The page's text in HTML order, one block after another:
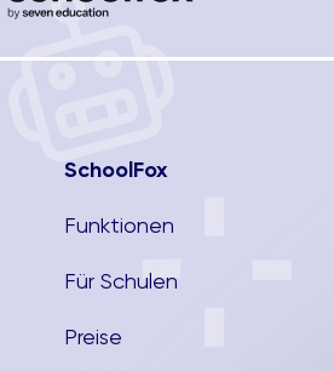
SchoolFox
Funktionen
Für Schulen
Preise